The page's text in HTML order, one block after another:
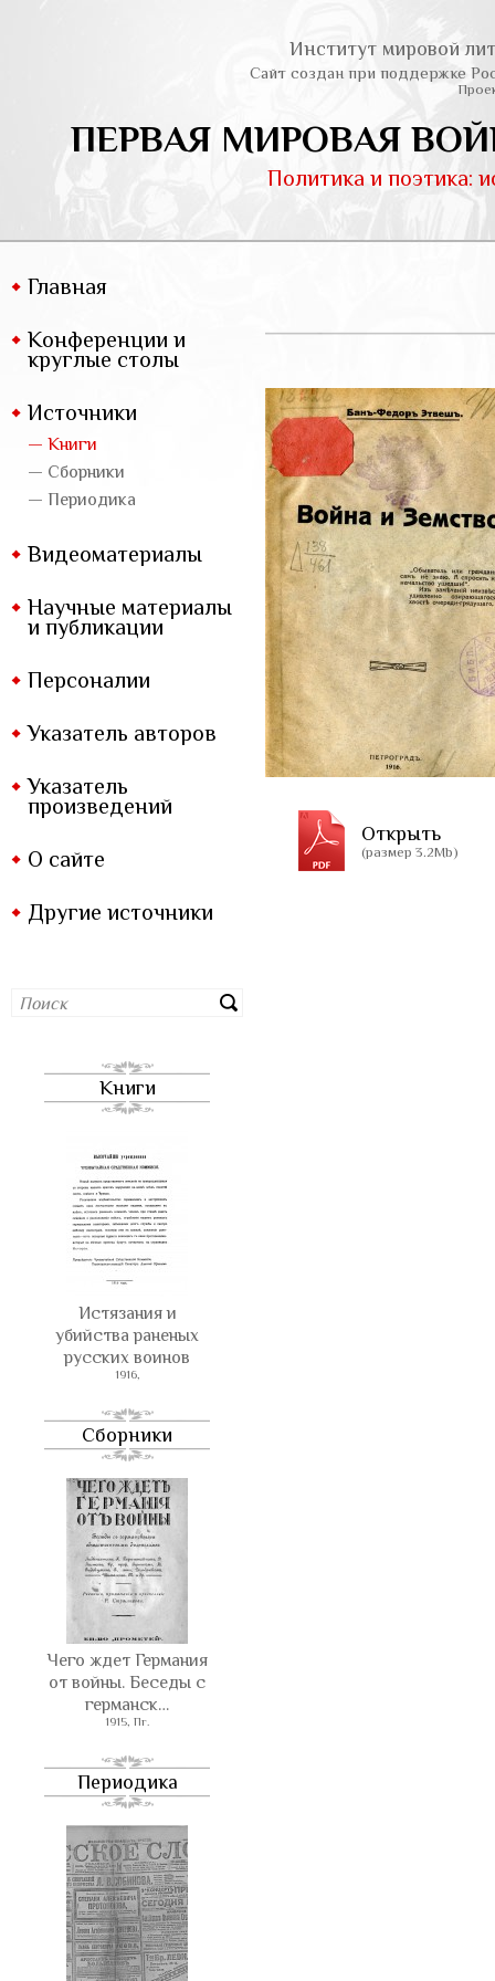
Институт мировой
Сайт создан при поддержке
ПЕРВАЯ МИРОВАЯ
Политика и поэтика:
Главная
Конференции и
круглые столы
Источники
— Книги
— Сборники
— Периодика
Видеоматериалы
Научные материалы
и публикации
Персоналии
Указатель авторов
Указатель
произведений
О сайте
Другие источники
Книги
Истязания и
убийства раненых
русских воинов
1916,
Сборники
Чего ждет Германия
от войны. Беседы с
германск…
1915, Пг.
Периодика
Открыть
(размер 3.2Mb)